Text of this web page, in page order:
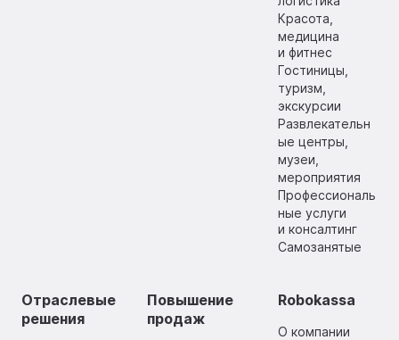
Красота,
медицина
и фитнес
Гостиницы,
туризм,
экскурсии
Развлекательн
ые центры,
музеи,
мероприятия
Профессиональ
ные услуги
и консалтинг
Самозанятые
Отраслевые
решения
Повышение
продаж
Robokassa
О компании